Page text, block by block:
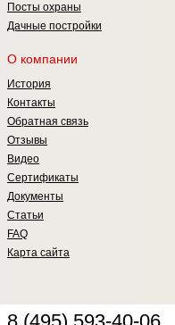
Посты охраны
Дачные постройки
О компании
История
Контакты
Обратная связь
Отзывы
Видео
Сертификаты
Документы
Статьи
FAQ
Карта сайта